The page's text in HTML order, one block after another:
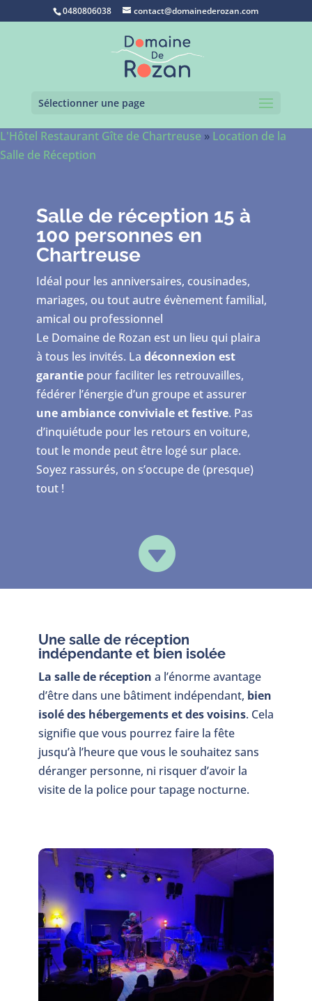
0480806038 contact@domainederozan.com
Sélectionner une page
L'Hôtel Restaurant Gîte de Chartreuse » Location de la
Salle de Réception
Salle de réception 15 à
100 personnes en
Chartreuse
Idéal pour les anniversaires, cousinades,
mariages, ou tout autre évènement familial,
amical ou professionnel
Le Domaine de Rozan est un lieu qui plaira
à tous les invités. La déconnexion est
garantiepour faciliter les retrouvailles,
fédérer l’énergie d’un groupe et assurer
une ambiance conviviale et festive. Pas
d’inquiétude pour les retours en voiture,
tout le monde peut être logé sur place.
Soyez rassurés, on s’occupe de (presque)
tout !

Une salle de réception
indépendante et bien isolée
La salle de réception a l’énorme avantage
d’être dans une bâtiment indépendant, bien
isolé des hébergements et des voisins. Cela
signifie que vous pourrez faire la fête
jusqu’à l’heure que vous le souhaitez sans
déranger personne, ni risquer d’avoir la
visite de la police pour tapage nocturne.